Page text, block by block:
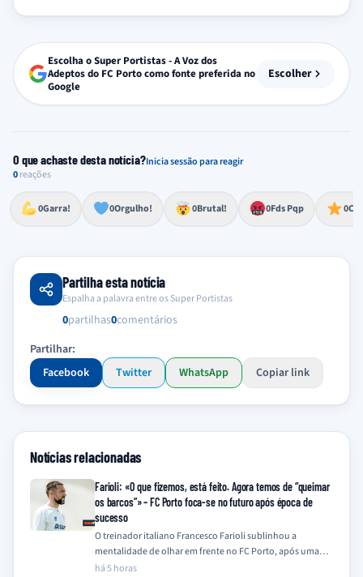
Escolha o Super Portistas - A Voz dos
Adeptos do FC Porto como fonte preferida no
Google
Escolher
O que achaste desta notícia?Inicia sessão para reagir
0reações
0Garra!
Esforço, determinação, aprovação forte
0Orgulho!
Lealdade, amor clubístico, sentimento profundo
0Brutal!
Impressionante, chocante, de grande impacto 0Fds Pqp
Reação de desespero, raiva, frustração ou espanto extremo 0
Excelência, destaque, o melhor
Partilha esta notícia
Espalha a palavra entre os Super Portistas
0partilhas0comentários
Partilhar:
Facebook
Twitter WhatsApp Copiar link
Notícias relacionadas
Farioli: «O que fizemos, está feito. Agora temos de “queimar
os barcos”» – FC Porto foca-se no futuro após época de
sucesso
O treinador italiano Francesco Farioli sublinhou a
mentalidade de olhar em frente no FC Porto, após uma
temporada de 2025/26 coroada com…
há 5 horas